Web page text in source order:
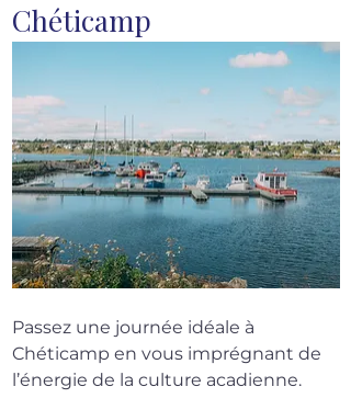
Chéticamp
Passez une journée idéale à
Chéticamp en vous imprégnant de
l’énergie de la culture acadienne.